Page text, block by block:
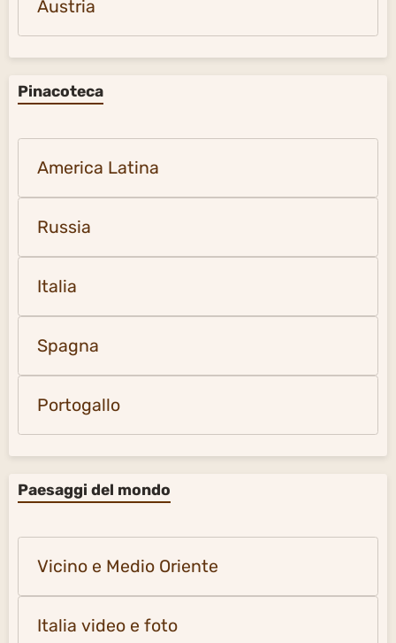
Austria
Pinacoteca
America Latina
Russia
Italia
Spagna
Portogallo
Paesaggi del mondo
Vicino e Medio Oriente
Italia video e foto